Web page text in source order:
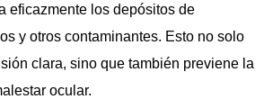
eficazmente los depósitos de
y otros contaminantes. Esto no solo
clara, sino que también previene la
ocular.